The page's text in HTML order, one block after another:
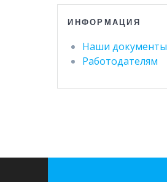
ИНФОРМАЦИЯ
Наши документы
Работодателям